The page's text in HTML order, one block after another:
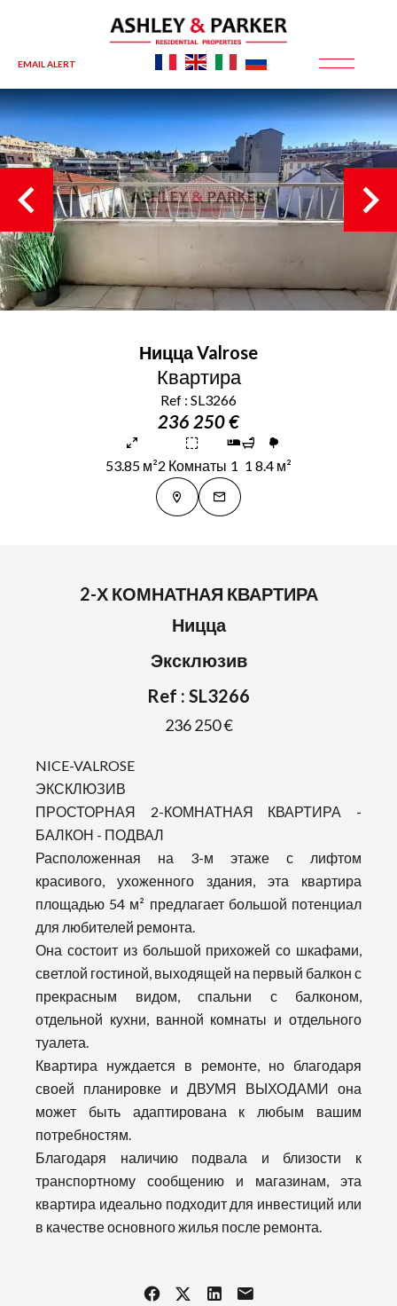
EMAIL ALERT
НиццаValrose
Квартира
Ref : SL3266
236 250 €
53.85 м²2 Комнаты 1 1 8.4 м²
2-Х КОМНАТНАЯ КВАРТИРА
Ницца
Эксклюзив
Ref : SL3266
236 250 €
NICE-VALROSE
ЭКСКЛЮЗИВ
ПРОСТОРНАЯ 2-КОМНАТНАЯ КВАРТИРА -
БАЛКОН - ПОДВАЛ
Расположенная на 3-м этаже с лифтом
красивого, ухоженного здания, эта квартира
площадью 54 м² предлагает большой потенциал
для любителей ремонта.
Она состоит из большой прихожей со шкафами,
светлой гостиной, выходящей на первый балкон с
прекрасным видом, спальни с балконом,
отдельной кухни, ванной комнаты и отдельного
туалета.
Квартира нуждается в ремонте, но благодаря
своей планировке и ДВУМЯ ВЫХОДАМИ она
может быть адаптирована к любым вашим
потребностям.
Благодаря наличию подвала и близости к
транспортному сообщению и магазинам, эта
квартира идеально подходит для инвестиций или
в качестве основного жилья после ремонта.